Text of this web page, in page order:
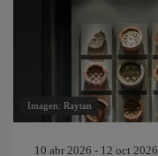
Imagen: Raytan
10 abr 2026 - 12 oct 2026